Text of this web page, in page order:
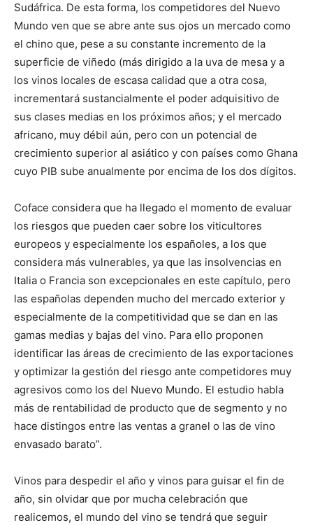
Sudáfrica. De esta forma, los competidores del Nuevo
Mundo ven que se abre ante sus ojos un mercado como
el chino que, pese a su constante incremento de la
superficie de viñedo (más dirigido a la uva de mesa y a
los vinos locales de escasa calidad que a otra cosa,
incrementará sustancialmente el poder adquisitivo de
sus clases medias en los próximos años; y el mercado
africano, muy débil aún, pero con un potencial de
crecimiento superior al asiático y con países como Ghana
cuyo PIB sube anualmente por encima de los dos dígitos.
Coface considera que ha llegado el momento de evaluar
los riesgos que pueden caer sobre los viticultores
europeos y especialmente los españoles, a los que
considera más vulnerables, ya que las insolvencias en
Italia o Francia son excepcionales en este capítulo, pero
las españolas dependen mucho del mercado exterior y
especialmente de la competitividad que se dan en las
gamas medias y bajas del vino. Para ello proponen
identificar las áreas de crecimiento de las exportaciones
y optimizar la gestión del riesgo ante competidores muy
agresivos como los del Nuevo Mundo. El estudio habla
más de rentabilidad de producto que de segmento y no
hace distingos entre las ventas a granel o las de vino
envasado barato”.
Vinos para despedir el año y vinos para guisar el fin de
año, sin olvidar que por mucha celebración que
realicemos, el mundo del vino se tendrá que seguir